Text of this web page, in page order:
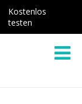
Kostenlos
testen